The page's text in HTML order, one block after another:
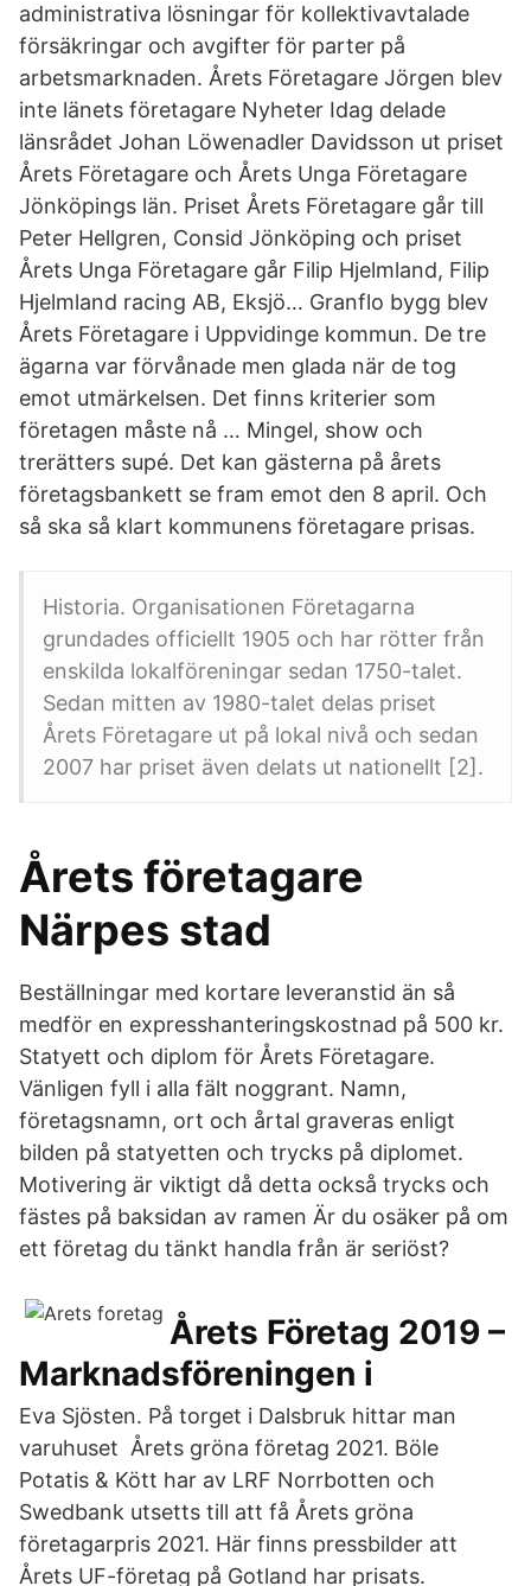
administrativa lösningar för kollektivavtalade
försäkringar och avgifter för parter på
arbetsmarknaden. Årets Företagare Jörgen blev
inte länets företagare Nyheter Idag delade
länsrådet Johan Löwenadler Davidsson ut priset
Årets Företagare och Årets Unga Företagare
Jönköpings län. Priset Årets Företagare går till
Peter Hellgren, Consid Jönköping och priset
Årets Unga Företagare går Filip Hjelmland, Filip
Hjelmland racing AB, Eksjö… Granflo bygg blev
Årets Företagare i Uppvidinge kommun. De tre
ägarna var förvånade men glada när de tog
emot utmärkelsen. Det finns kriterier som
företagen måste nå … Mingel, show och
trerätters supé. Det kan gästerna på årets
företagsbankett se fram emot den 8 april. Och
så ska så klart kommunens företagare prisas.
Historia. Organisationen Företagarna
grundades officiellt 1905 och har rötter från
enskilda lokalföreningar sedan 1750-talet.
Sedan mitten av 1980-talet delas priset
Årets Företagare ut på lokal nivå och sedan
2007 har priset även delats ut nationellt [2].
Årets företagare
Närpes stad
Beställningar med kortare leveranstid än så
medför en expresshanteringskostnad på 500 kr.
Statyett och diplom för Årets Företagare.
Vänligen fyll i alla fält noggrant. Namn,
företagsnamn, ort och årtal graveras enligt
bilden på statyetten och trycks på diplomet.
Motivering är viktigt då detta också trycks och
fästes på baksidan av ramen Är du osäker på om
ett företag du tänkt handla från är seriöst?
Årets Företag 2019 –
Marknadsföreningen i
Eva Sjösten. På torget i Dalsbruk hittar man
varuhuset Årets gröna företag 2021. Böle
Potatis & Kött har av LRF Norrbotten och
Swedbank utsetts till att få Årets gröna
företagarpris 2021. Här finns pressbilder att
Årets UF-företag på Gotland har prisats.